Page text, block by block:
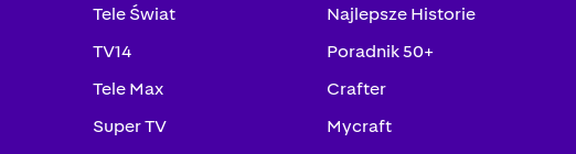
Tele Świat
TV14
Tele Max
Super TV
Najlepsze Historie
Poradnik 50+
Crafter
Mycraft